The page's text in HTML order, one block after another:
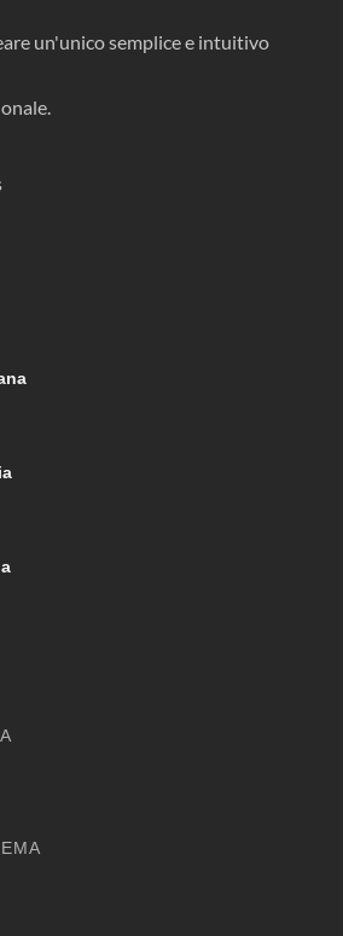
un'unico semplice e intuitivo